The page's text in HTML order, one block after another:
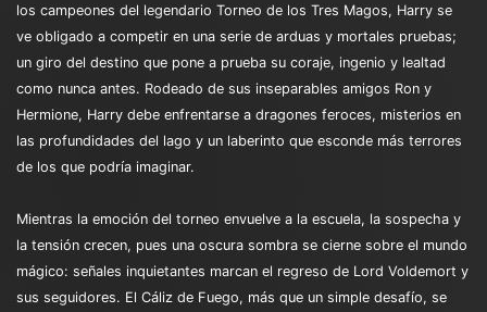
los campeones del legendario Torneo de los Tres Magos, Harry se
ve obligado a competir en una serie de arduas y mortales pruebas;
un giro del destino que pone a prueba su coraje, ingenio y lealtad
como nunca antes. Rodeado de sus inseparables amigos Ron y
Hermione, Harry debe enfrentarse a dragones feroces, misterios en
las profundidades del lago y un laberinto que esconde más terrores
de los que podría imaginar.
Mientras la emoción del torneo envuelve a la escuela, la sospecha y
la tensión crecen, pues una oscura sombra se cierne sobre el mundo
mágico: señales inquietantes marcan el regreso de Lord Voldemort y
sus seguidores. El Cáliz de Fuego, más que un simple desafío, se